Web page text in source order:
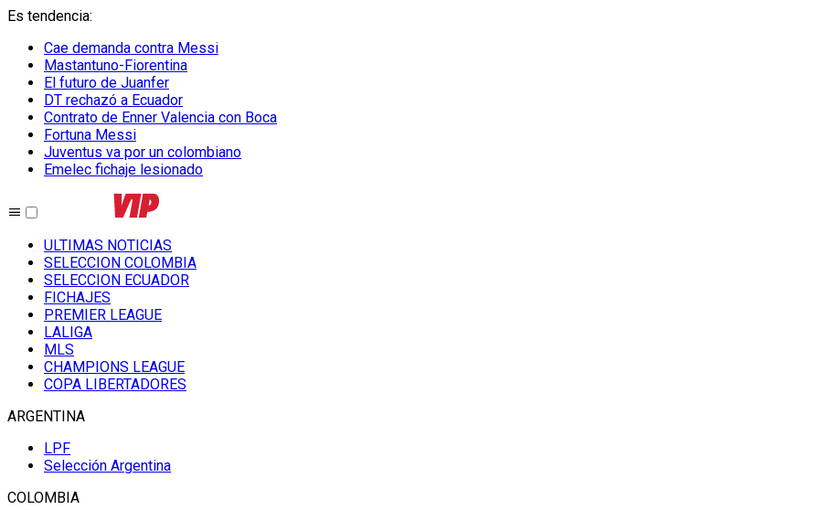
Es tendencia:
Cae demanda contra Messi
Mastantuno-Fiorentina
El futuro de Juanfer
DT rechazó a Ecuador
Contrato de Enner Valencia con Boca
Fortuna Messi
Juventus va por un colombiano
Emelec fichaje lesionado
ULTIMAS NOTICIAS
SELECCION COLOMBIA
SELECCION ECUADOR
FICHAJES
PREMIER LEAGUE
LALIGA
MLS
CHAMPIONS LEAGUE
COPA LIBERTADORES
ARGENTINA
LPF
Selección Argentina
COLOMBIA